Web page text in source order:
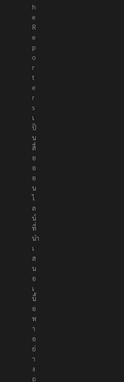
h
e
R
e
p
o
r
t
e
r
s
เ
ป็
น
สื่
อ
อ
อ
น
ไ
ล
น์
ที่
นำ
เ
ส
น
อ
เ
นื้
อ
ห
า
อ
ย่
า
ง
ถู